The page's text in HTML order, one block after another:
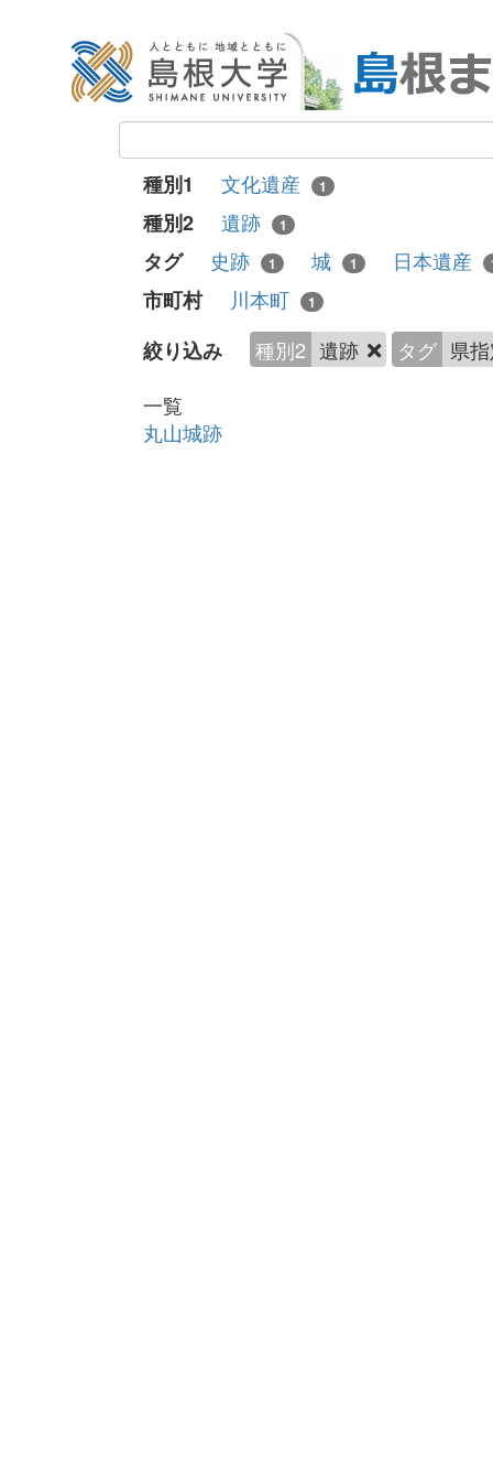
種別1 文化遺産 1
種別2 遺跡 1
タグ 史跡 1 城 1 日本遺産
市町村 川本町 1
絞り込み 種別2 遺跡 タグ 県
一覧
丸山城跡